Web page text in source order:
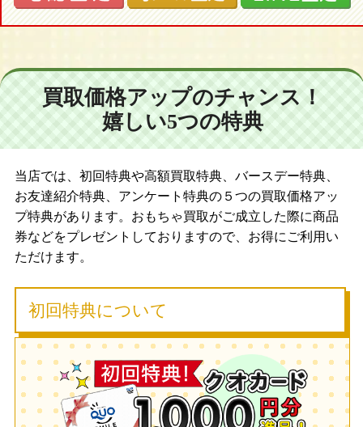
買取価格アップのチャンス！
嬉しい5つの特典
当店では、初回特典や高額買取特典、バースデー特典、
お友達紹介特典、アンケート特典の５つの買取価格アッ
プ特典があります。おもちゃ買取がご成立した際に商品
券などをプレゼントしておりますので、お得にご利用い
ただけます。
初回特典について